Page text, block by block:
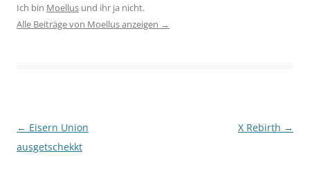
Ich bin Moellus und ihr ja nicht.
Alle Beiträge von Moellus anzeigen →
Beitragsnavigation
← Eisern Union
ausgetschekkt
X Rebirth →